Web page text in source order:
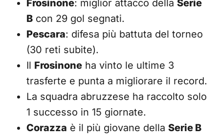
Frosinone: miglior attacco della Serie
B con 29 gol segnati.
Pescara: difesa più battuta del torneo
(30 reti subite).
Il Frosinone ha vinto le ultime 3
trasferte e punta a migliorare il record.
La squadra abruzzese ha raccolto solo
1 successo in 15 giornate.
Corazza è il più giovane della Serie B